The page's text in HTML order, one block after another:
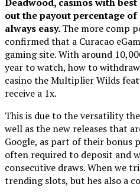
out the payout percentage of
always easy.The more comp
confirmed that a Curacao
gaming site. With around
year to watch, how to
casino the Multiplier Wilds
receive a 1x.
This is due to the versatility
well as the new releases that
Google, as part of their bonus
often required to deposit and
consecutive draws. When we
trending slots, but hes also a